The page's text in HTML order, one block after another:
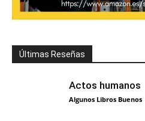
Últimas Reseñas
Actos humanos
Algunos Libros Buenos